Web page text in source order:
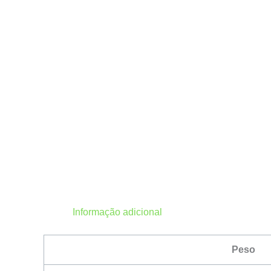
Informação adicional
Peso